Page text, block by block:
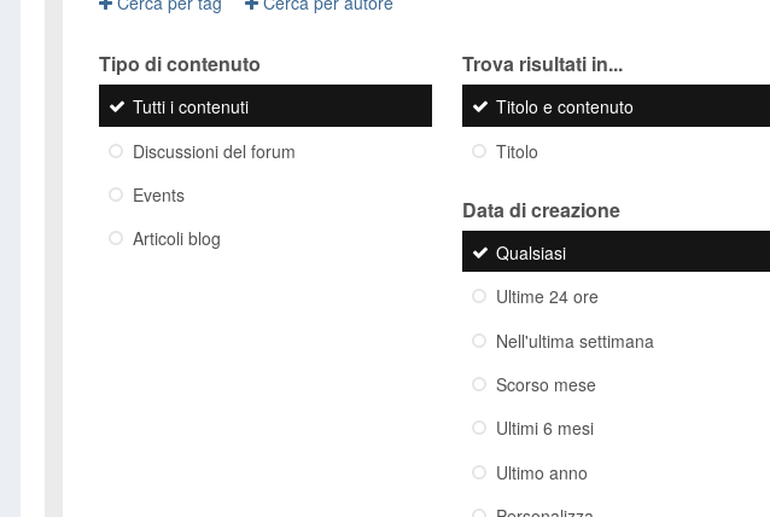
Tipo di contenuto
Tutti i contenuti
Discussioni del forum
Events
Articoli blog
Trova risultati in...
Titolo e contenuto
Titolo
Data di creazione
Qualsiasi
Ultime 24 ore
Nell'ultima settimana
Scorso mese
Ultimi 6 mesi
Ultimo anno